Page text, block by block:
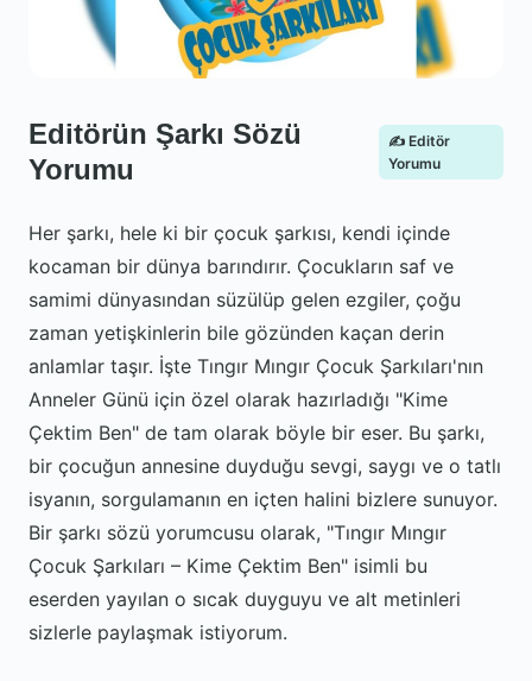
Editörün Şarkı Sözü
Yorumu
✍️ Editör
Yorumu
Her şarkı, hele ki bir çocuk şarkısı, kendi içinde
kocaman bir dünya barındırır. Çocukların saf ve
samimi dünyasından süzülüp gelen ezgiler, çoğu
zaman yetişkinlerin bile gözünden kaçan derin
anlamlar taşır. İşte Tıngır Mıngır Çocuk Şarkıları'nın
Anneler Günü için özel olarak hazırladığı "Kime
Çektim Ben" de tam olarak böyle bir eser. Bu şarkı,
bir çocuğun annesine duyduğu sevgi, saygı ve o tatlı
isyanın, sorgulamanın en içten halini bizlere sunuyor.
Bir şarkı sözü yorumcusu olarak, "Tıngır Mıngır
Çocuk Şarkıları – Kime Çektim Ben" isimli bu
eserden yayılan o sıcak duyguyu ve alt metinleri
sizlerle paylaşmak istiyorum.